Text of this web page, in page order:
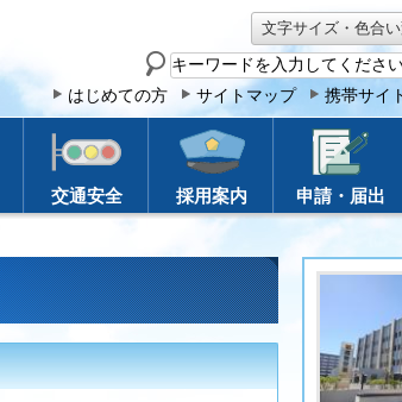
文字サイズ・色合
サ
イ
ト
はじめての方
サイトマップ 携帯サイ
交通安全 採用案内 申請・届出